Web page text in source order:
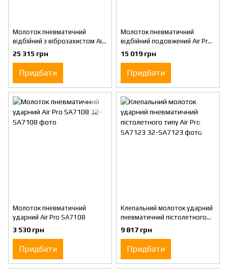
Молоток пневматичний
відбійний з віброзахистом Air
Pro SA7414
25 315 грн
Придбати
Молоток пневматичний
відбійний подовжений Air Pro
SA7231
15 019 грн
Придбати
Молоток пневматичний
ударний Air Pro SA7108
3 530 грн
Придбати
Клепальний молоток ударний
пневматичний пістолетного
типу Air Pro SA7123
9 817 грн
Придбати